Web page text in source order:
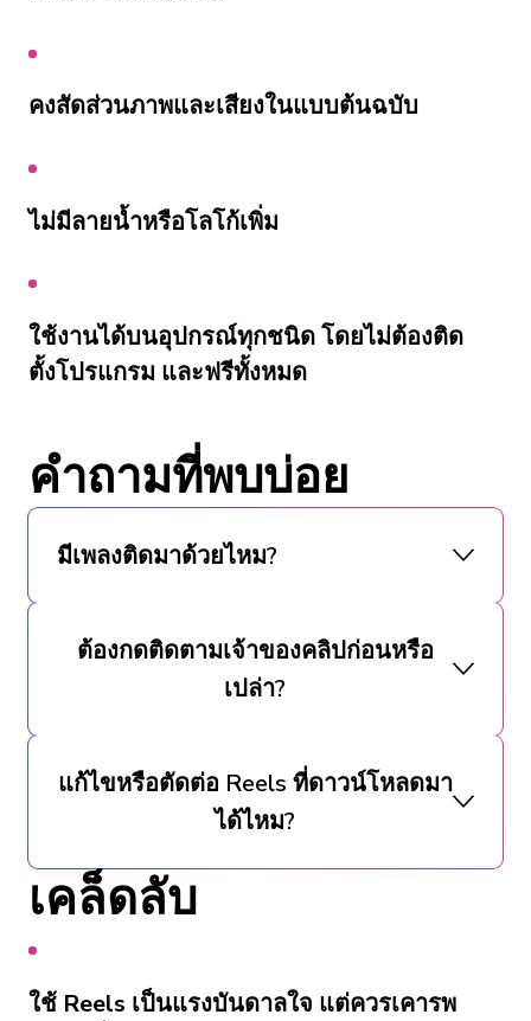
คงสัดส่วนภาพและเสียงในแบบต้นฉบับ
ไม่มีลายน้ำหรือโลโก้เพิ่ม
ใช้งานได้บนอุปกรณ์ทุกชนิด โดยไม่ต้องติด
ตั้งโปรแกรม และฟรีทั้งหมด
คำถามที่พบบ่อย
มีเพลงติดมาด้วยไหม?
ต้องกดติดตามเจ้าของคลิปก่อนหรือ
เปล่า?
แก้ไขหรือตัดต่อ Reels ที่ดาวน์โหลดมา
ได้ไหม?
เคล็ดลับ
ใช้ Reels เป็นแรงบันดาลใจ แต่ควรเคารพ